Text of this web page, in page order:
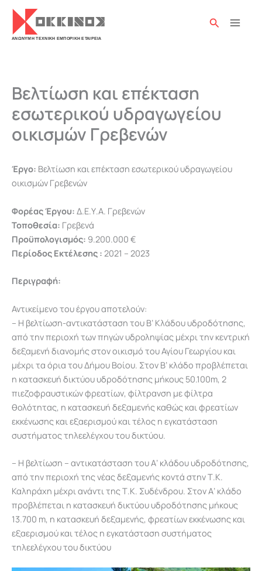
Μετάβαση
περιεχόμενο
Αναζήτηση
Βελτίωση και επέκταση
εσωτερικού υδραγωγείου
οικισμών Γρεβενών
Έργο: Βελτίωση και επέκταση εσωτερικού υδραγωγείου
οικισμών Γρεβενών
Φορέας Έργου: Δ.Ε.Υ.Α. Γρεβενών
Τοποθεσία: Γρεβενά
Προϋπολογισμός: 9.200.000 €
Περίοδος Εκτέλεσης : 2021 – 2023
Περιγραφή:
Αντικείμενο του έργου αποτελούν:
– Η βελτίωση-αντικατάσταση του Β’ Κλάδου υδροδότησης,
από την περιοχή των πηγών υδροληψίας μέχρι την κεντρική
δεξαμενή διανομής στον οικισμό του Αγίου Γεωργίου και
μέχρι τα όρια του Δήμου Βοίου. Στον Β’ κλάδο προβλέπεται
η κατασκευή δικτύου υδροδότησης μήκους 50.100m, 2
πιεζοφραυστικών φρεατίων, φίλτρανση με φίλτρα
θολότητας, η κατασκευή δεξαμενής καθώς και φρεατίων
εκκένωσης και εξαερισμού και τέλος η εγκατάσταση
συστήματος τηλεελέγχου του δικτύου.
– Η βελτίωση – αντικατάσταση του Α’ κλάδου υδροδότησης,
από την περιοχή της νέας δεξαμενής κοντά στην Τ.Κ.
Καληράχη μέχρι ανάντι της Τ.Κ. Συδένδρου. Στον Α’ κλάδο
προβλέπεται η κατασκευή δικτύου υδροδότησης μήκους
13.700 m, η κατασκευή δεξαμενής, φρεατίων εκκένωσης και
εξαερισμού και τέλος η εγκατάσταση συστήματος
τηλεελέγχου του δικτύου